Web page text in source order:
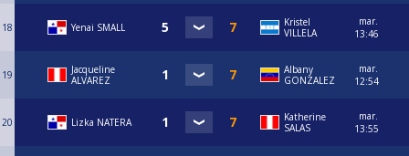
18 Yenai SMALL
Kristel
VILLELA
mar.
13:46
19
Jacqueline
ALVAREZ
Albany
GONZALEZ
mar.
12:54
20 Lizka NATERA
Katherine
SALAS
mar.
13:55